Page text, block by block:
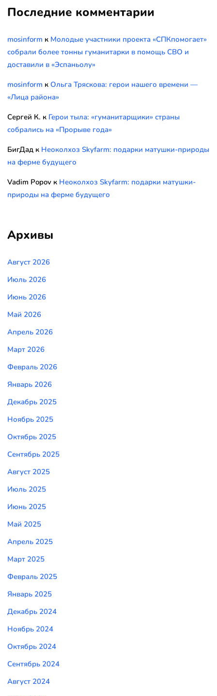
Последние комментарии
mosinform к Молодые участники проекта «СПКпомогает»
собрали более тонны гуманитарки в помощь СВО и
доставили в «Эспаньолу»
mosinform к Ольга Тряскова: герои нашего времени —
«Лица района»
Сергей К. к Герои тыла: «гуманитарщики» страны
собрались на «Прорыве года»
БигДад к Неоколхоз Skyfarm: подарки матушки-природы
на ферме будущего
Vadim Popov к Неоколхоз Skyfarm: подарки матушки-
природы на ферме будущего
Архивы
Август 2026
Июль 2026
Июнь 2026
Май 2026
Апрель 2026
Март 2026
Февраль 2026
Январь 2026
Декабрь 2025
Ноябрь 2025
Октябрь 2025
Сентябрь 2025
Август 2025
Июль 2025
Июнь 2025
Май 2025
Апрель 2025
Март 2025
Февраль 2025
Январь 2025
Декабрь 2024
Ноябрь 2024
Октябрь 2024
Сентябрь 2024
Август 2024